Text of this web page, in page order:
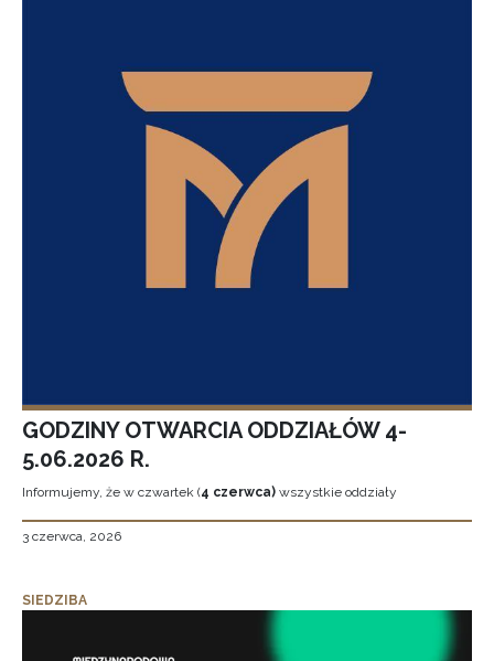
GODZINY OTWARCIA ODDZIAŁÓW 4-
5.06.2026 R.
Informujemy, że w czwartek (4 czerwca) wszystkie oddziały
3 czerwca, 2026
SIEDZIBA